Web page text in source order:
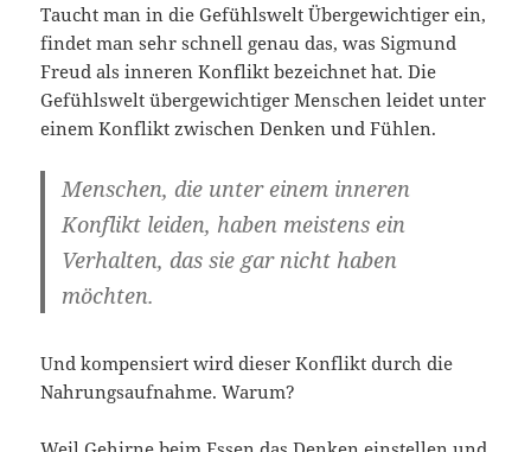
Taucht man in die Gefühlswelt Übergewichtiger ein,
findet man sehr schnell genau das, was Sigmund
Freud als inneren Konflikt bezeichnet hat. Die
Gefühlswelt übergewichtiger Menschen leidet unter
einem Konflikt zwischen Denken und Fühlen.
Menschen, die unter einem inneren
Konflikt leiden, haben meistens ein
Verhalten, das sie gar nicht haben
möchten.
Und kompensiert wird dieser Konflikt durch die
Nahrungsaufnahme. Warum?